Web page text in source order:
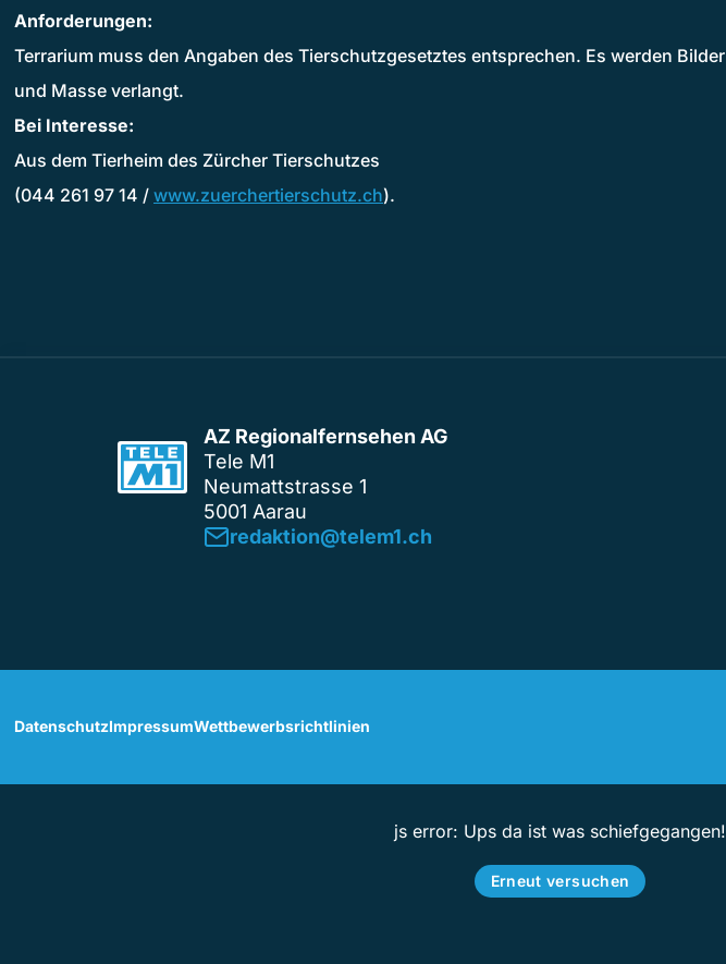
Anforderungen:
Terrarium muss den Angaben des Tierschutzgesetztes entsprechen. Es werden Bilder
und Masse verlangt.
Bei Interesse:
Aus dem Tierheim des Zürcher Tierschutzes
(044 261 97 14 / www.zuerchertierschutz.ch).
AZ Regionalfernsehen AG
Tele M1
Neumattstrasse 1
5001 Aarau
redaktion@telem1.ch
DatenschutzImpressumWettbewerbsrichtlinien
js error: Ups da ist was schiefgegangen!
Erneut versuchen